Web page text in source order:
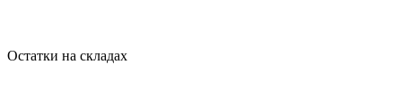
Остатки на складах